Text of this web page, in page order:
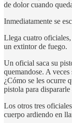
de dolor cuando
Inmediatamente se
Llega cuatro
un extintor de fuego.
Un oficial saca su
quemandose. A
¿Cómo se les ocurre
pistola para
Los otros tres
cuerpo ardiendo en